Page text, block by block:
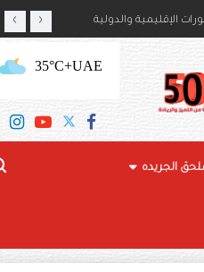
بن عبدالعزيز آل سعود ‹ ›
UAE
+35°C
الجريده